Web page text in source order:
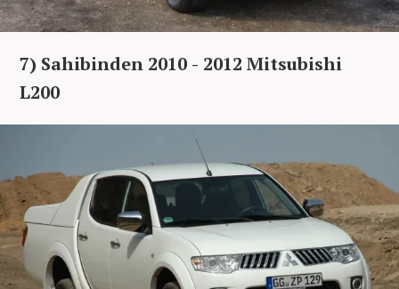
7) Sahibinden 2010 - 2012 Mitsubishi
L200